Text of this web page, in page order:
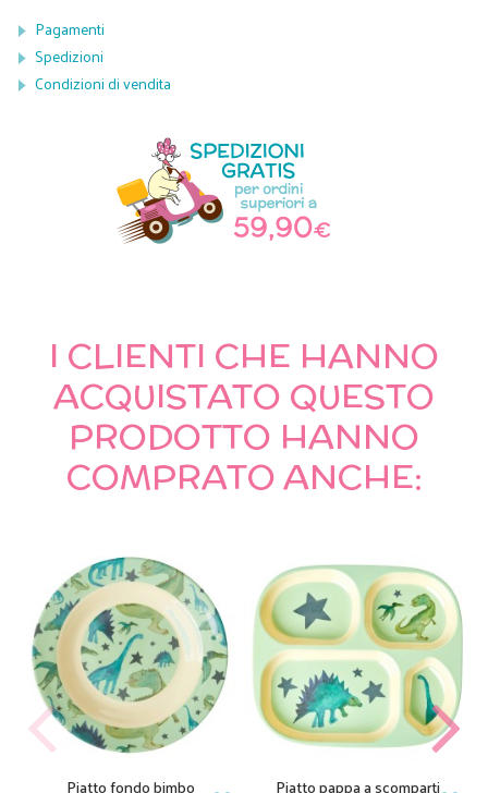
Pagamenti
Spedizioni
Condizioni di vendita
I CLIENTI CHE HANNO
ACQUISTATO QUESTO
PRODOTTO HANNO
COMPRATO ANCHE:
Piatto fondo bimbo Piatto pappa a scomparti